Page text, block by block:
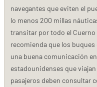
navegantes que eviten el
lo menos 200 millas
transitar por todo el Cuerno
recomienda que los
una buena comunicación
estadounidenses que
pasajeros deben consultar